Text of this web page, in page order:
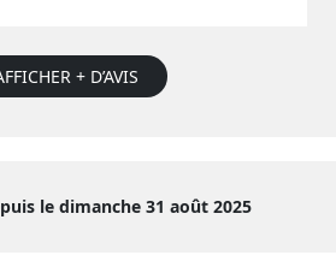
+ D’AVIS
le dimanche 31 août 2025